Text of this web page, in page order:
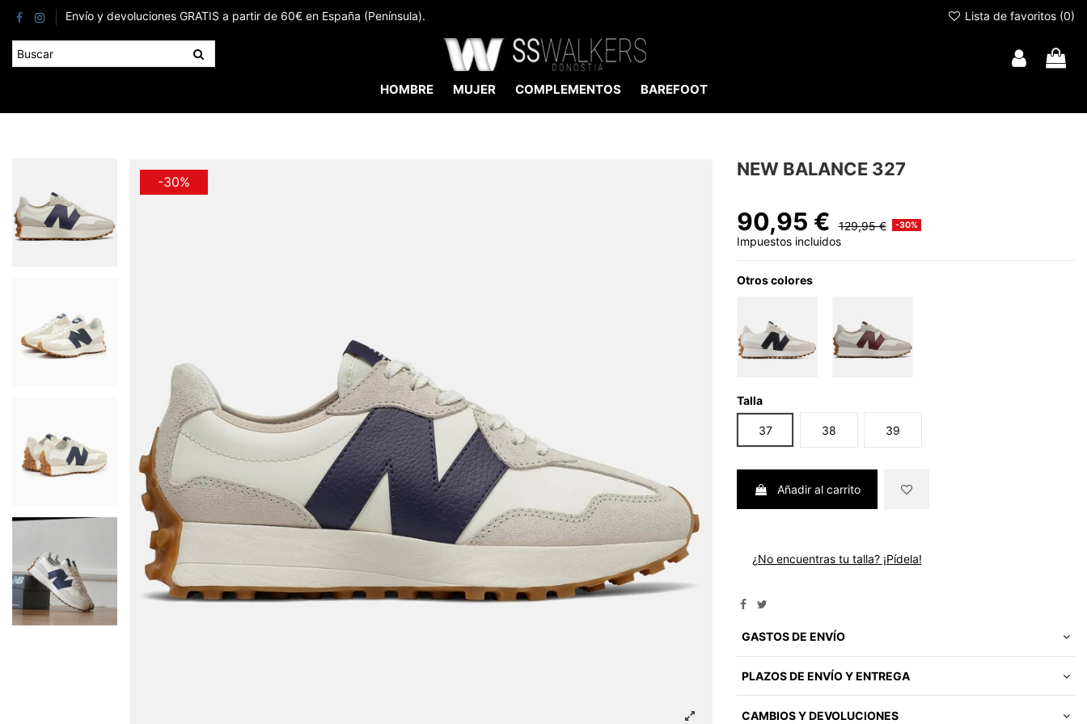
Envío y devoluciones GRATIS a partir de 60€ en España (Península). Lista de favoritos (0)
HOMBRE MUJER COMPLEMENTOS BAREFOOT
-30%
NEW BALANCE 327
90,95 € 129,95 € -30%
Impuestos incluidos
Otros colores
Talla
37 38 39
Añadir al carrito
¿No encuentras tu talla? ¡Pídela!
GASTOS DE ENVÍO
PLAZOS DE ENVÍO Y ENTREGA
CAMBIOS Y DEVOLUCIONES